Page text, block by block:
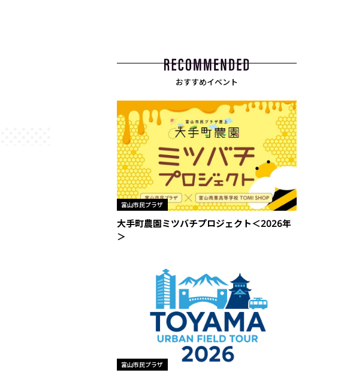
おすすめイベント
富山市民プラザ
大手町農園ミツバチプロジェクト＜2026年
＞
富山市民プラザ